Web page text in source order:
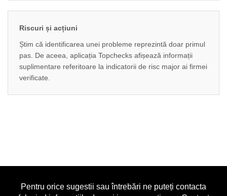
Riscuri și acțiuni
Știm că identificarea unei probleme reprezintă doar primul
pas. De aceea, aplicația Topchecks afișează informații
suplimentare referitoare la indicatorii de risc major ai firmei
verificate.
Pentru orice sugestii sau întrebări ne puteți contacta